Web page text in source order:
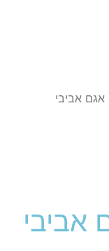
אגם אביבי
אביבי